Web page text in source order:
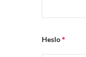
Heslo